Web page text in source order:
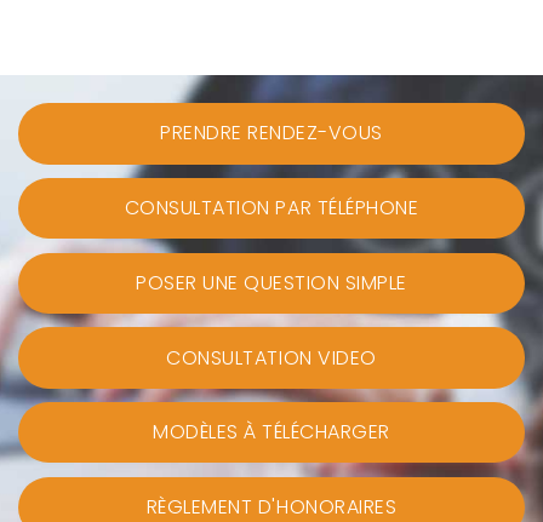
PRENDRE RENDEZ-VOUS
CONSULTATION PAR TÉLÉPHONE
POSER UNE QUESTION SIMPLE
CONSULTATION VIDEO
MODÈLES À TÉLÉCHARGER
RÈGLEMENT D'HONORAIRES